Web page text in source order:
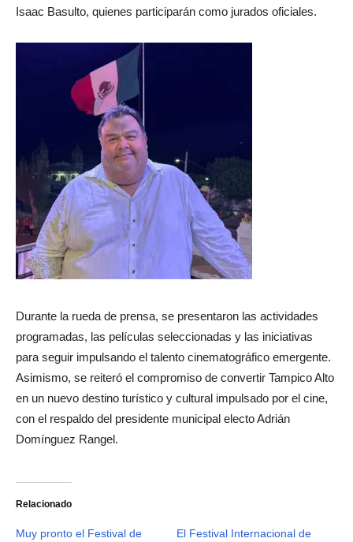
Isaac Basulto, quienes participarán como jurados oficiales.
Durante la rueda de prensa, se presentaron las actividades
programadas, las películas seleccionadas y las iniciativas
para seguir impulsando el talento cinematográfico emergente.
Asimismo, se reiteró el compromiso de convertir Tampico Alto
en un nuevo destino turístico y cultural impulsado por el cine,
con el respaldo del presidente municipal electo Adrián
Domínguez Rangel.
Relacionado
Muy pronto el Festival de
El Festival Internacional de